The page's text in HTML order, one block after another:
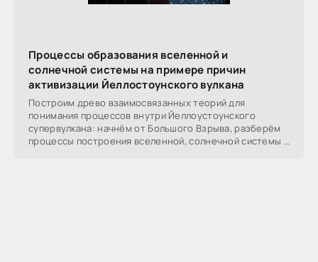
Процессы образования вселенной и
солнечной системы на примере причин
активизации Йеллостоунского вулкана
Построим древо взаимосвязанных теорий для
понимания процессов внутри Йеллоустоунского
супервулкана: начнём от Большого Взрыва, разберём
процессы построения вселенной, солнечной системы в